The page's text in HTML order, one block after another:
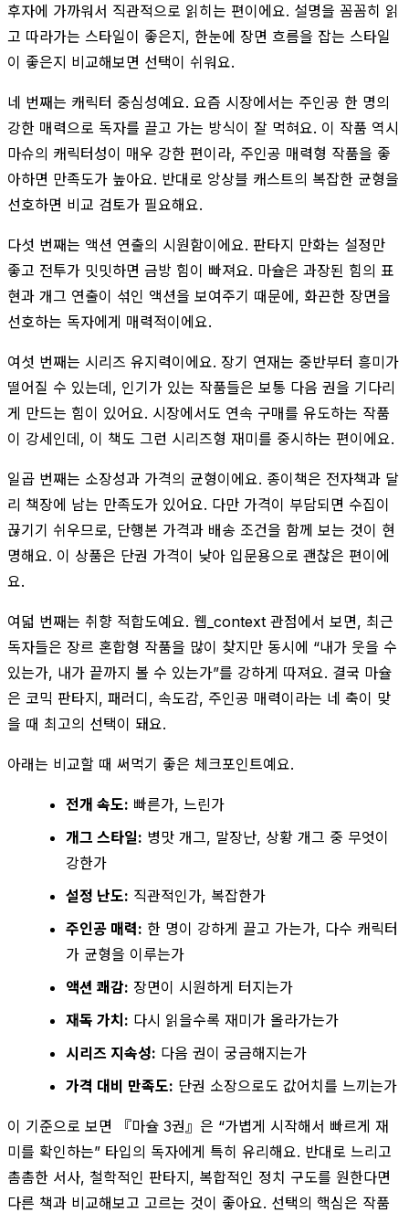
후자에 가까워서 직관적으로 읽히는 편이에요. 설명을 꼼꼼히 읽
고 따라가는 스타일이 좋은지, 한눈에 장면 흐름을 잡는 스타일
이 좋은지 비교해보면 선택이 쉬워요.
네 번째는 캐릭터 중심성예요. 요즘 시장에서는 주인공 한 명의
강한 매력으로 독자를 끌고 가는 방식이 잘 먹혀요. 이 작품 역시
마슈의 캐릭터성이 매우 강한 편이라, 주인공 매력형 작품을 좋
아하면 만족도가 높아요. 반대로 앙상블 캐스트의 복잡한 균형을
선호하면 비교 검토가 필요해요.
다섯 번째는 액션 연출의 시원함이에요. 판타지 만화는 설정만
좋고 전투가 밋밋하면 금방 힘이 빠져요. 마슐은 과장된 힘의 표
현과 개그 연출이 섞인 액션을 보여주기 때문에, 화끈한 장면을
선호하는 독자에게 매력적이에요.
여섯 번째는 시리즈 유지력이에요. 장기 연재는 중반부터 흥미가
떨어질 수 있는데, 인기가 있는 작품들은 보통 다음 권을 기다리
게 만드는 힘이 있어요. 시장에서도 연속 구매를 유도하는 작품
이 강세인데, 이 책도 그런 시리즈형 재미를 중시하는 편이에요.
일곱 번째는 소장성과 가격의 균형이에요. 종이책은 전자책과 달
리 책장에 남는 만족도가 있어요. 다만 가격이 부담되면 수집이
끊기기 쉬우므로, 단행본 가격과 배송 조건을 함께 보는 것이 현
명해요. 이 상품은 단권 가격이 낮아 입문용으로 괜찮은 편이에
요.
여덟 번째는 취향 적합도예요. 웹_context 관점에서 보면, 최근
독자들은 장르 혼합형 작품을 많이 찾지만 동시에 “내가 웃을 수
있는가, 내가 끝까지 볼 수 있는가”를 강하게 따져요. 결국 마슐
은 코믹 판타지, 패러디, 속도감, 주인공 매력이라는 네 축이 맞
을 때 최고의 선택이 돼요.
아래는 비교할 때 써먹기 좋은 체크포인트예요.
전개 속도: 빠른가, 느린가
개그 스타일: 병맛 개그, 말장난, 상황 개그 중 무엇이
강한가
설정 난도: 직관적인가, 복잡한가
주인공 매력: 한 명이 강하게 끌고 가는가, 다수 캐릭터
가 균형을 이루는가
액션 쾌감: 장면이 시원하게 터지는가
재독 가치: 다시 읽을수록 재미가 올라가는가
시리즈 지속성: 다음 권이 궁금해지는가
가격 대비 만족도: 단권 소장으로도 값어치를 느끼는가
이 기준으로 보면 『마슐 3권』은 “가볍게 시작해서 빠르게 재
미를 확인하는” 타입의 독자에게 특히 유리해요. 반대로 느리고
촘촘한 서사, 철학적인 판타지, 복합적인 정치 구도를 원한다면
다른 책과 비교해보고 고르는 것이 좋아요. 선택의 핵심은 작품